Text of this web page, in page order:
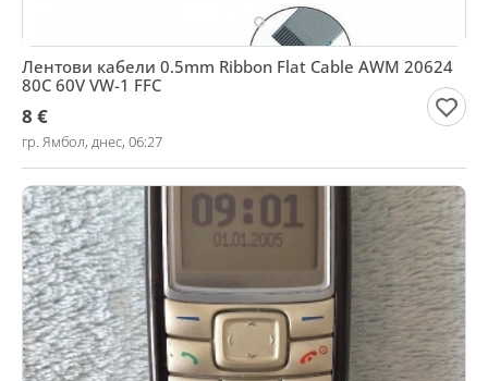
Лентови кабели 0.5mm Ribbon Flat Cable AWM 20624
80C 60V VW-1 FFC
8 €
гр. Ямбол, днес, 06:27